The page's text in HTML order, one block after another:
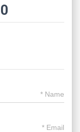
0 Comments
Name
*
Email
*